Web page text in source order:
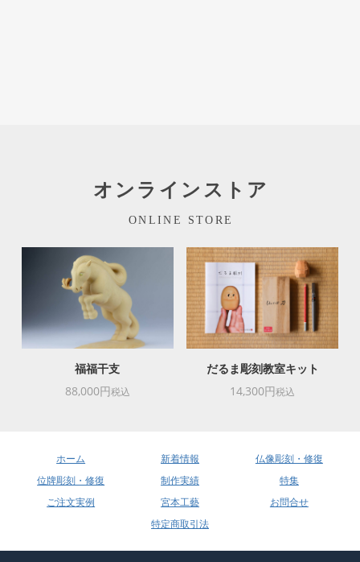
オンラインストア
ONLINE STORE
福福干支
88,000円税込
だるま彫刻教室キット
14,300円税込
ホーム 新着情報
仏像彫刻・修復
位牌彫刻・修復
制作実績
特集
ご注文実例
宮本工藝
お問合せ
特定商取引法